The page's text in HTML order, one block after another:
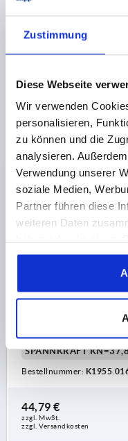
Zustimmung
Diese Webseite
Wir verwenden
personalisieren,
zu können und die
analysieren.
Verwendung unserer
soziale Medien,
Partner führen diese
weiteren Daten
gesammelt haben.
SPANNBRÜCKE
LÄNGE=35
Bestellnummer:
32,08 €
zzgl. MwSt.
zzgl. Versandkosten
K1955
SPANNBRÜCKE
SPANNKRAFT
Bestellnummer:
44,79 €
zzgl. MwSt.
zzgl. Versandkosten